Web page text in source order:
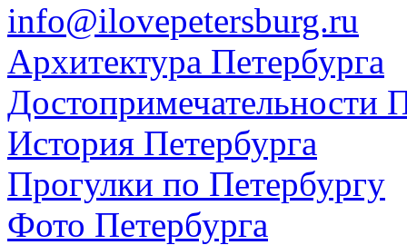
info@ilovepetersburg.ru
Архитектура Петербурга
Достопримечательности
История Петербурга
Прогулки по Петербургу
Фото Петербурга